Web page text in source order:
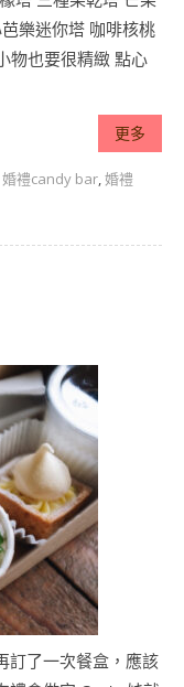
樂迷你塔 咖啡核桃
物也要很精緻 點心
更多
婚禮candy bar,婚禮
訂了一次餐盒，應該